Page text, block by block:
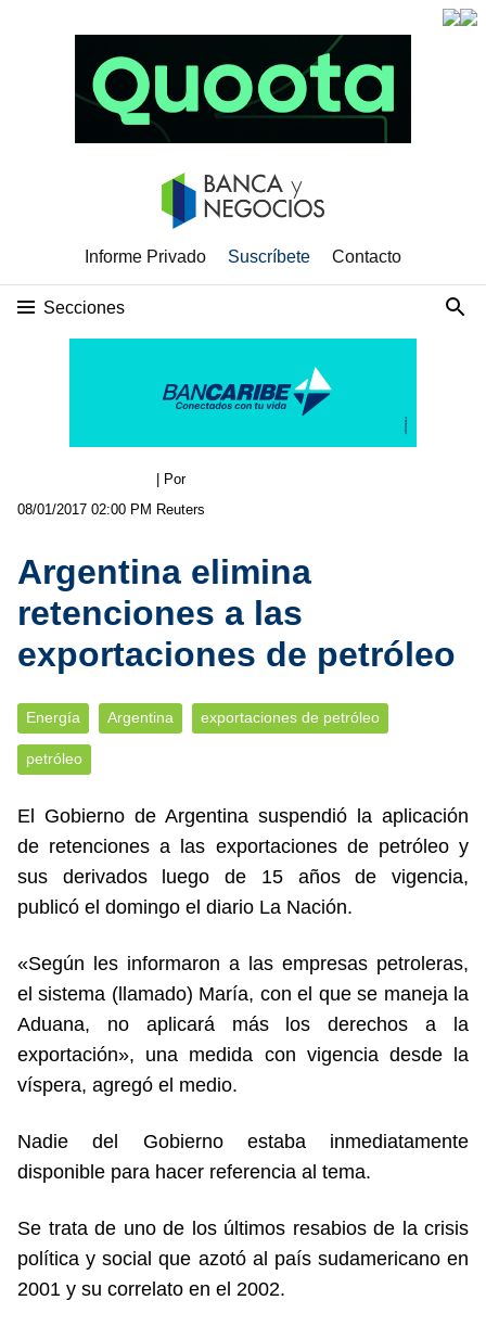
Informe Privado Suscríbete Contacto
Secciones
08/01/2017 02:00 PM
| Por
Reuters
Argentina elimina
retenciones a las
exportaciones de petróleo
Energía Argentina exportaciones de petróleo
petróleo
El Gobierno de Argentina suspendió la aplicación
de retenciones a las exportaciones de petróleo y
sus derivados luego de 15 años de vigencia,
publicó el domingo el diario La Nación.
«Según les informaron a las empresas petroleras,
el sistema (llamado) María, con el que se maneja la
Aduana, no aplicará más los derechos a la
exportación», una medida con vigencia desde la
víspera, agregó el medio.
Nadie del Gobierno estaba inmediatamente
disponible para hacer referencia al tema.
Se trata de uno de los últimos resabios de la crisis
política y social que azotó al país sudamericano en
2001 y su correlato en el 2002.